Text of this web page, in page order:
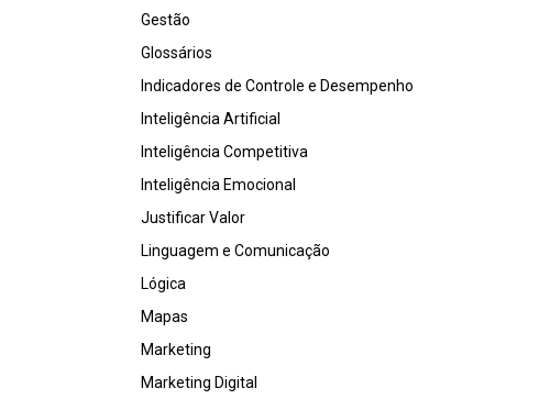
Gestão
Glossários
Indicadores de Controle e Desempenho
Inteligência Artificial
Inteligência Competitiva
Inteligência Emocional
Justificar Valor
Linguagem e Comunicação
Lógica
Mapas
Marketing
Marketing Digital